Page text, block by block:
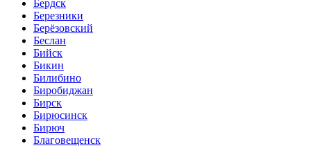
Бердск
Березники
Берёзовский
Беслан
Бийск
Бикин
Билибино
Биробиджан
Бирск
Бирюсинск
Бирюч
Благовещенск